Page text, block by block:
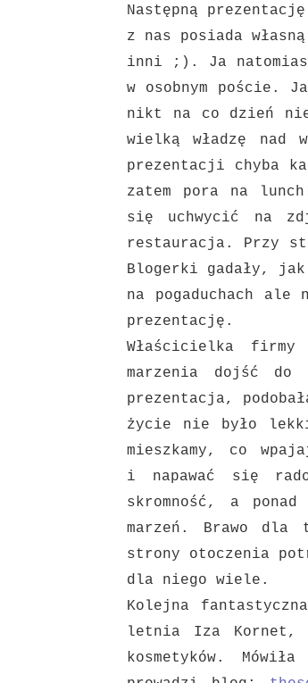
Następną
z nas posiada
inni ;). Ja
w osobnym poście.
nikt na co dzień
wielkąwładzę nad
prezentacji chyba
zatem pora na
się uchwycić na
restauracja. Przy
Blogerki gadały,
na pogaduchach
prezentację.
Właścicielka firmy
marzenia dojść do
prezentacja,
życie nie było
mieszkamy, co
i napawać się
skromność, a
marzeń. Brawo dla
strony otoczenia
dla niego wiele.
Kolejna
letnia Iza Kornet,
kosmetyków.